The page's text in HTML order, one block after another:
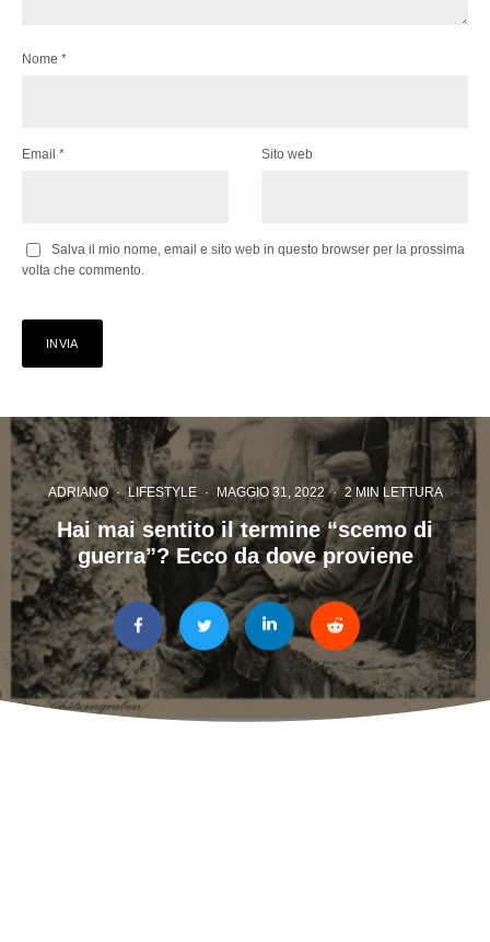
Nome *
Email * Sito web
Salva il mio nome, email e sito web in questo browser per la prossima
volta che commento.
ADRIANO · LIFESTYLE · MAGGIO 31, 2022 · 2 MIN LETTURA
Hai mai sentito il termine “scemo di
guerra”? Ecco da dove proviene